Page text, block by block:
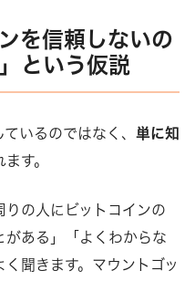
を信頼しないの
という仮説
いるのではなく、 単に知
す。
の人にビットコインの
ある」「よくわからな
聞きます。マウントゴッ